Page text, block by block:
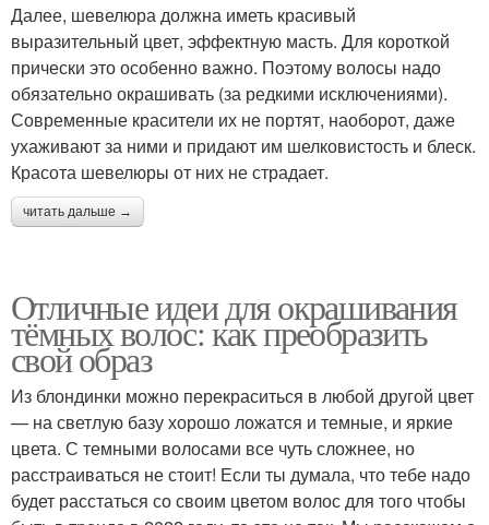
Далее, шевелюра должна иметь красивый
выразительный цвет, эффектную масть. Для короткой
прически это особенно важно. Поэтому волосы надо
обязательно окрашивать (за редкими исключениями).
Современные красители их не портят, наоборот, даже
ухаживают за ними и придают им шелковистость и блеск.
Красота шевелюры от них не страдает.
читать дальше →
Отличные идеи для окрашивания
тёмных волос: как преобразить
свой образ
Из блондинки можно перекраситься в любой другой цвет
— на светлую базу хорошо ложатся и темные, и яркие
цвета. С темными волосами все чуть сложнее, но
расстраиваться не стоит! Если ты думала, что тебе надо
будет расстаться со своим цветом волос для того чтобы